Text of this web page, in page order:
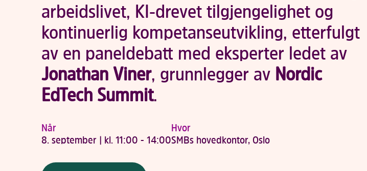
arbeidslivet, KI-drevet tilgjengelighet og
kontinuerlig kompetanseutvikling, etterfulgt
av en paneldebatt med eksperter ledet av
Jonathan Viner, grunnlegger av Nordic
EdTech Summit.
Når
8. september | kl. 11:00 - 14:00
Hvor
SMBs hovedkontor, Oslo